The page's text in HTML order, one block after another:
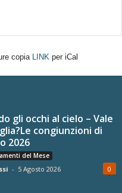
copia LINK per iCal
gli occhi al cielo – Vale
congiunzioni di
2026
del Mese
- 5 Agosto 2026 0